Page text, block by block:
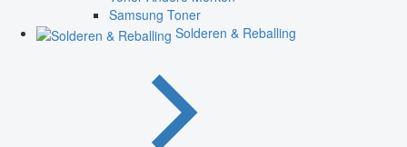
Samsung Toner
Solderen & Reballing